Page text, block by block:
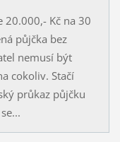
20.000,- Kč na 30
půjčka bez
nemusí být
cokoliv. Stačí
průkaz půjčku